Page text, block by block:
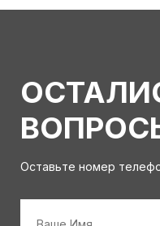
Оставьте номер